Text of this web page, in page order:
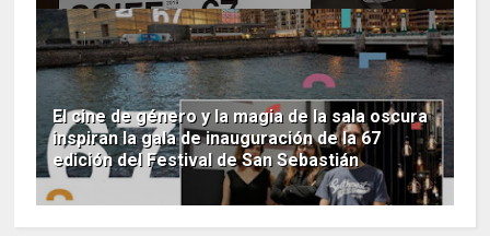
El cine de género y la magia de la sala oscura
inspiran la gala de inauguración de la 67
edición del Festival de San Sebastián